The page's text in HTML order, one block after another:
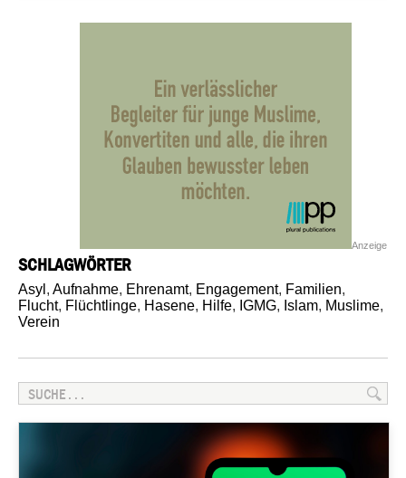
Anzeige
SCHLAGWÖRTER
Asyl , Aufnahme, Ehrenamt, Engagement, Familien,
Flucht, Flüchtlinge, Hasene, Hilfe, IGMG, Islam, Muslime,
Verein